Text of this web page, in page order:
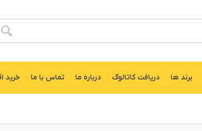
برند ها دریافت کاتالوگ درباره ما تماس با ما خرید